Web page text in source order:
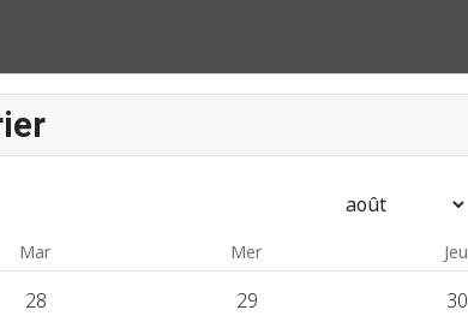
Mois
Mar Mer Jeu
28 29 30